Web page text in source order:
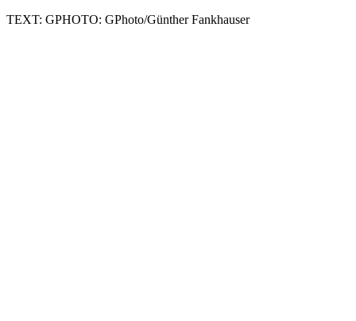
TEXT: GPHOTO: GPhoto/Günther Fankhauser